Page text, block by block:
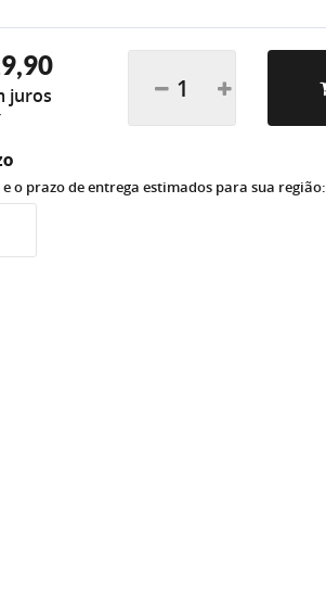
juros
o prazo de entrega estimados para sua região: